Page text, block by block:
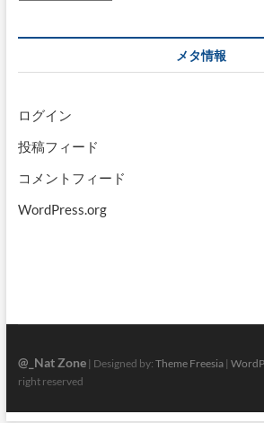
ブ
メタ情報
ログイン
投稿フィード
コメントフィード
WordPress.org
@_Nat Zone| Designed by: Theme Freesia|
right reserved